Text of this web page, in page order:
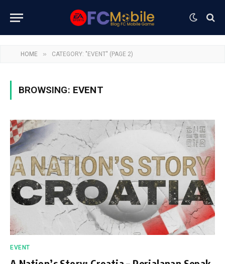
HOME » CATEGORY: "EVENT" (PAGE 2)
BROWSING: EVENT
EVENT